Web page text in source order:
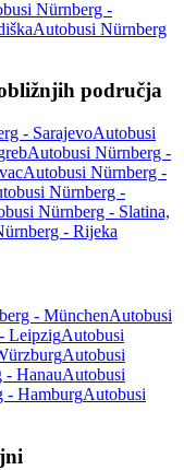
Nürnberg -
Autobusi Nürnberg
područja
- SarajevoAutobusi
Autobusi Nürnberg -
Autobusi Nürnberg -
Nürnberg -
Nürnberg - Slatina,
- Rijeka
- MünchenAutobusi
LeipzigAutobusi
Autobusi
- HanauAutobusi
- HamburgAutobusi